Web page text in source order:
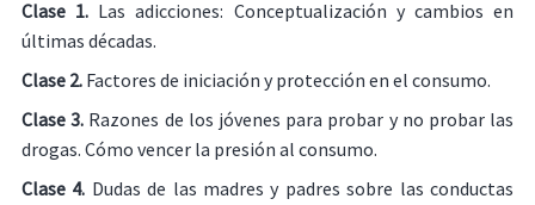
Clase 1. Las adicciones: Conceptualización y cambios en
últimas décadas.
Clase 2. Factores de iniciación y protección en el consumo.
Clase 3. Razones de los jóvenes para probar y no probar las
drogas. Cómo vencer la presión al consumo.
Clase 4. Dudas de las madres y padres sobre las conductas